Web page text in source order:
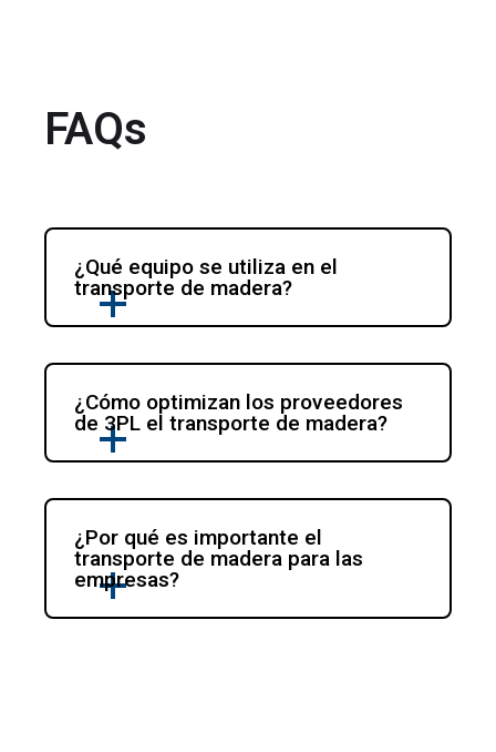
FAQs
¿Qué equipo se utiliza en el
transporte de madera?
¿Cómo optimizan los proveedores
de 3PL el transporte de madera?
¿Por qué es importante el
transporte de madera para las
empresas?